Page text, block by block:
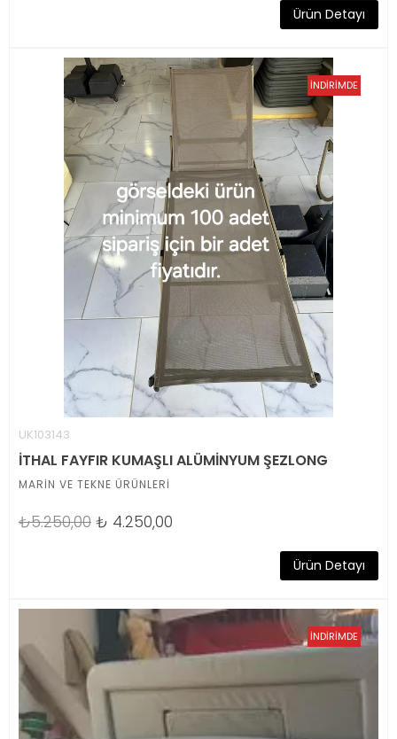
Ürün Detayı
UK103143
İTHAL FAYFIR KUMAŞLI ALÜMİNYUM ŞEZLONG
MARİN VE TEKNE ÜRÜNLERİ
₺5.250,00 ₺ 4.250,00
Ürün Detayı
İNDİRİMDE
TÜKENDİ
İNDİRİMDE